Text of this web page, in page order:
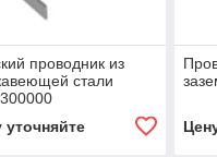
проводник из
стали
уточняйте